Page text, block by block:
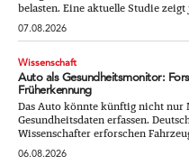
belasten. Eine aktuelle Studie
07.08.2026
Wissenschaft
Auto als Gesundheitsmonitor:
Früherkennung
Das Auto könnte künftig nicht nur
Gesundheitsdaten erfassen.
Wissenschafter erforschen
06.08.2026